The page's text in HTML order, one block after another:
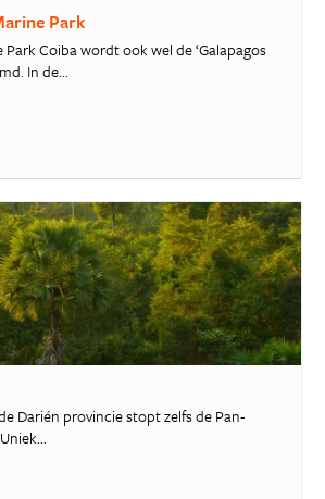
Park
Coiba wordt ook wel de ‘Galapagos
In de...
Darién provincie stopt zelfs de Pan-